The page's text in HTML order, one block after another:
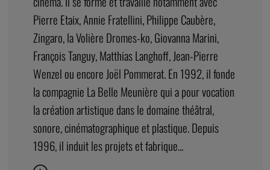
Pierre Etaix, Annie Fratellini, Philippe Caubère,
Zingaro, la Volière Dromes-ko, Giovanna Marini,
François Tanguy, Matthias Langhoff, Jean-Pierre
Wenzel ou encore Joël Pommerat. En 1992, il fonde
la compagnie La Belle Meunière qui a pour vocation
la création artistique dans le domaine théâtral,
sonore, cinématographique et plastique. Depuis
1996, il induit les projets et fabrique...